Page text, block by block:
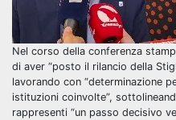
Nel corso della conferenza
di aver “posto il rilancio della
lavorando con “determinazione
istituzioni coinvolte”,
rappresenti “un passo decisivo